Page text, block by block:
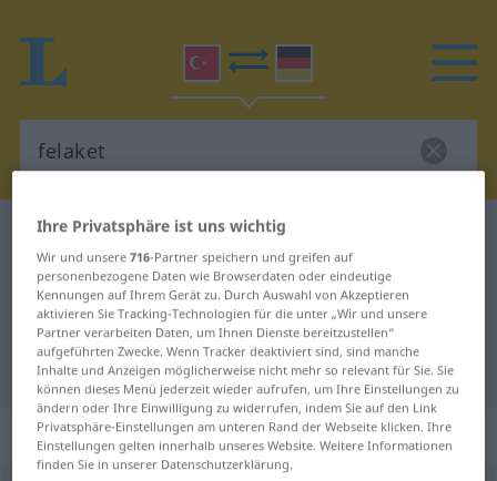
Türkisch-Deutsch Wörterbuch
Türkisch-Deutsch Übersetzung für
"felaket"
"felaket" Deutsch Übersetzung
„felaket“: isim
Ihre Privatsphäre ist uns wichtig
Wir und unsere716-Partner speichern und greifen auf
personenbezogene Daten wie Browserdaten oder eindeutige
Kennungen auf Ihrem Gerät zu. Durch Auswahl von Akzeptieren
aktivieren Sie Tracking-Technologien für die unter „Wir und unsere
Partner verarbeiten Daten, um Ihnen Dienste bereitzustellen“
aufgeführten Zwecke. Wenn Tracker deaktiviert sind, sind manche
Inhalte und Anzeigen möglicherweise nicht mehr so relevant für Sie. Sie
können dieses Menü jederzeit wieder aufrufen, um Ihre Einstellungen zu
ändern oder Ihre Einwilligung zu widerrufen, indem Sie auf den Link
Privatsphäre-Einstellungen am unteren Rand der Webseite klicken. Ihre
Einstellungen gelten innerhalb unseres Website. Weitere Informationen
finden Sie in unserer Datenschutzerklärung.